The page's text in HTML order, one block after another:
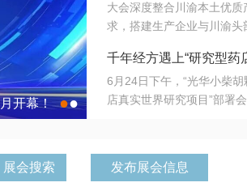
开幕！ 7.17 成都｜药交会·区域
●●
难题，呼唤更成熟的产业生
同与出海能力建设才是破
算力突围；从中药创新、
术攻坚，到CDMO的柔性
室”与“生产线”、“研发端”
营
大会深度整合川渝本土优
求，搭建生产企业与川渝
域增量份额夯实西南市场战
千年经方遇上“研究型
目在北京同仁堂佛山连
6月24日下午，“光华小柴
店真实世界研究项目”部署
发布展会信息